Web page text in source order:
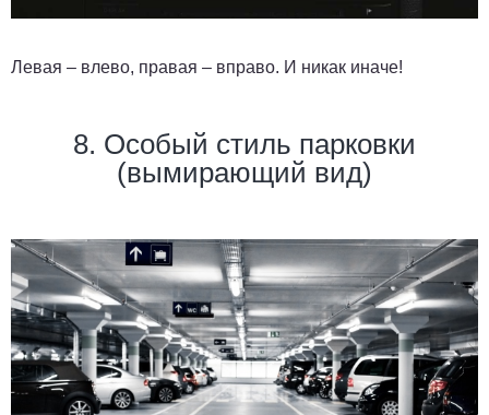
Левая – влево, правая – вправо. И никак иначе!
8. Особый стиль парковки
(вымирающий вид)